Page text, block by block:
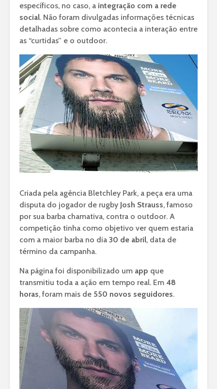
específicos, no caso, a integração com a rede
social. Não foram divulgadas informações técnicas
detalhadas sobre como acontecia a interação entre
as “curtidas” e o outdoor.
Criada pela agência Bletchley Park, a peça era uma
disputa do jogador de rugby Josh Strauss, famoso
por sua barba chamativa, contra o outdoor. A
competição tinha como objetivo ver quem estaria
com a maior barba no dia 30 de abril, data de
término da campanha.
Na página foi disponibilizado um app que
transmitiu toda a ação em tempo real. Em 48
horas, foram mais de 550 novos seguidores.